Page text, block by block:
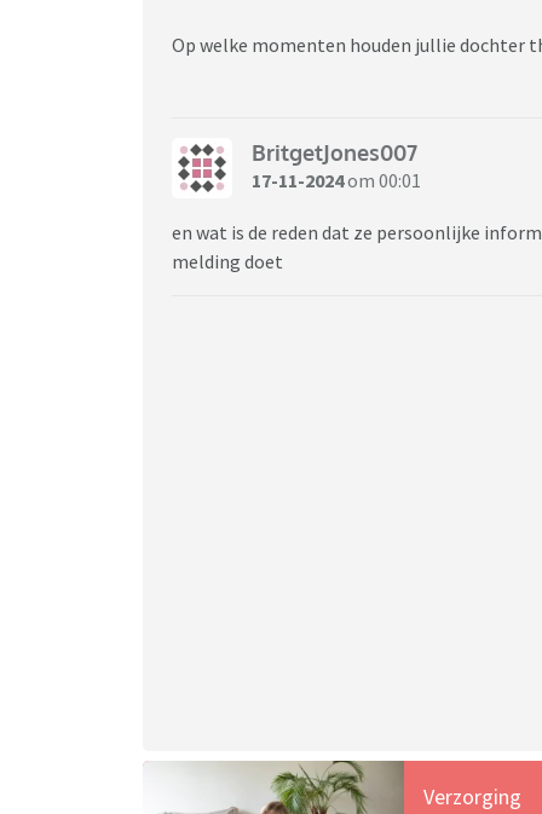
Op welke momenten houden jullie dochter
BritgetJones007
17-11-2024om 00:01
en wat is de reden dat ze persoonlijke
melding doet
Verzorging